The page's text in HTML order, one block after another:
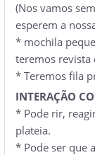
(Nos vamos
esperem a
* mochila
teremos revista
* Teremos fila
INTERAÇÃO
* Pode rir,
plateia.
* Pode ser que